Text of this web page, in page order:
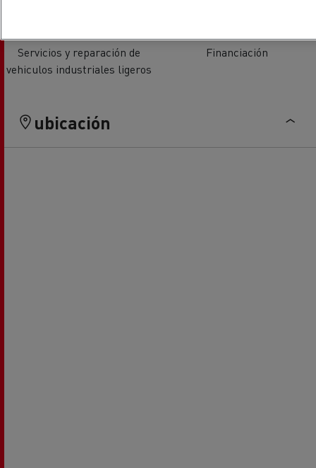
Servicios y reparación de
vehiculos industriales ligeros
Financiación
ubicación